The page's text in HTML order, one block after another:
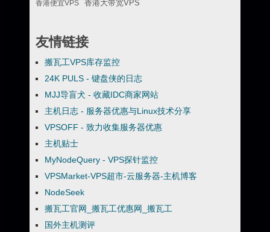
香港便宜VPS 香港大带宽VPS
友情链接
搬瓦工VPS库存监控
24K PULS - 键盘侠的日志
MJJ导盲犬 - 收藏IDC商家网站
主机日志 - 服务器优惠与Linux技术分享
VPSOFF - 致力收集服务器优惠
主机贴士
MyNodeQuery - VPS探针监控
VPSMarket-VPS超市-云服务器-主机博客
NodeSeek
搬瓦工官网_搬瓦工优惠网_搬瓦工
国外主机测评